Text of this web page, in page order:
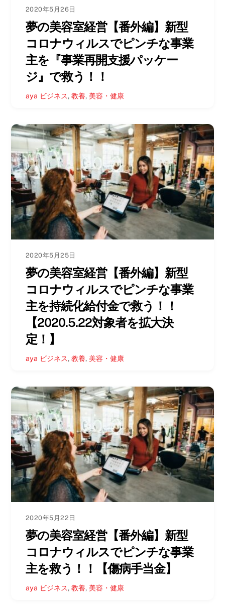
2020年5月26日
夢の美容室経営【番外編】新型
コロナウィルスでピンチな事業
主を『事業再開支援パッケー
ジ』で救う！！
aya ビジネス, 教養, 美容・健康
2020年5月25日
夢の美容室経営【番外編】新型
コロナウィルスでピンチな事業
主を持続化給付金で救う！！
【2020.5.22対象者を拡大決
定！】
aya ビジネス, 教養, 美容・健康
2020年5月22日
夢の美容室経営【番外編】新型
コロナウィルスでピンチな事業
主を救う！！【傷病手当金】
aya ビジネス, 教養, 美容・健康